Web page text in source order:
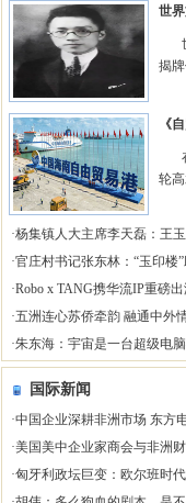
世
世
揭
《
在
轮
·杨集镇人大主席李天磊：王
·官庄村书记张东林：“玉印楼
·Robo x TANG携华流IP重磅
·五洲连心苏侨牵韵 融通中
·朱东海：宇宙是一台超级电
国际新闻
·中国企业深耕非洲市场 东方
·美国美中企业家商会与非洲
·匈牙利政坛巨变：欧尔班时